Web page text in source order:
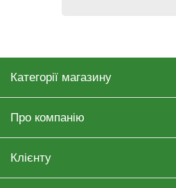
Категорії магазину
Про компанію
Клієнту